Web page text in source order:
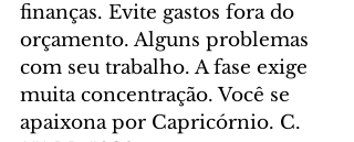
finanças. Evite gastos fora do
orçamento. Alguns problemas
com seu trabalho. A fase exige
muita concentração. Você se
apaixona por Capricórnio. C.